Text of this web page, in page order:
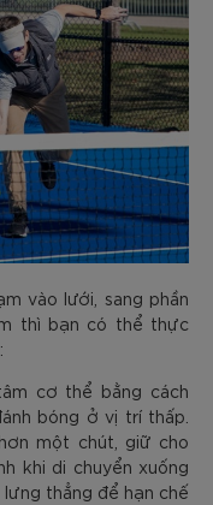
vào lưới, sang phần
thì bạn có thể thực
cơ thể bằng cách
bóng ở vị trí thấp.
một chút, giữ cho
khi di chuyển xuống
thẳng để hạn chế